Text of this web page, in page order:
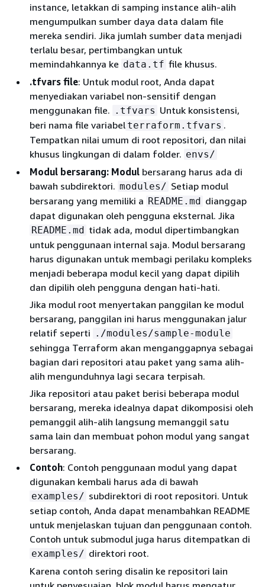
instance, letakkan di samping instance alih-alih
mengumpulkan sumber daya data dalam file
mereka sendiri. Jika jumlah sumber data menjadi
terlalu besar, pertimbangkan untuk
memindahkannya ke data.tf file khusus.
.tfvars file: Untuk modul root, Anda dapat
menyediakan variabel non-sensitif dengan
menggunakan file. .tfvars Untuk konsistensi,
beri nama file variabel terraform.tfvars .
Tempatkan nilai umum di root repositori, dan nilai
khusus lingkungan di dalam folder. envs/
Modul bersarang: Modul bersarang harus ada di
bawah subdirektori. modules/ Setiap modul
bersarang yang memiliki a README.md dianggap
dapat digunakan oleh pengguna eksternal. Jika
README.md tidak ada, modul dipertimbangkan
untuk penggunaan internal saja. Modul bersarang
harus digunakan untuk membagi perilaku kompleks
menjadi beberapa modul kecil yang dapat dipilih
dan dipilih oleh pengguna dengan hati-hati.
Jika modul root menyertakan panggilan ke modul
bersarang, panggilan ini harus menggunakan jalur
relatif seperti ./modules/sample-module
sehingga Terraform akan menganggapnya sebagai
bagian dari repositori atau paket yang sama alih-
alih mengunduhnya lagi secara terpisah.
Jika repositori atau paket berisi beberapa modul
bersarang, mereka idealnya dapat dikomposisi oleh
pemanggil alih-alih langsung memanggil satu
sama lain dan membuat pohon modul yang sangat
bersarang.
Contoh: Contoh penggunaan modul yang dapat
digunakan kembali harus ada di bawah
examples/ subdirektori di root repositori. Untuk
setiap contoh, Anda dapat menambahkan README
untuk menjelaskan tujuan dan penggunaan contoh.
Contoh untuk submodul juga harus ditempatkan di
examples/ direktori root.
Karena contoh sering disalin ke repositori lain